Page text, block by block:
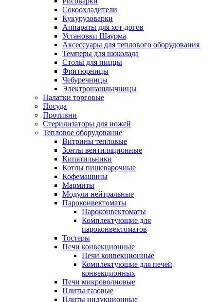
Сокоохладители
Кукурузоварки
Аппараты для хот-догов
Установки Шаурма
Аксессуары для теплового оборудования
Темперы для шоколада
Столы для пиццы
Фритюрницы
Чебуречницы
Электрошашлычницы
Палатки торговые
Посуда
Противни
Стерилизаторы для ножей
Тепловое оборудование
Витрины тепловые
Зонты вентиляционные
Кипятильники
Котлы пищеварочные
Кофемашины
Мармиты
Модули нейтральные
Пароконвектоматы
Пароконвектоматы
Комплектующие для
пароконвектоматов
Тостеры
Печи конвекционные
Печи конвекционные
Комплектующие для печей
конвекционных
Печи микроволновые
Плиты газовые
Плиты индукционные